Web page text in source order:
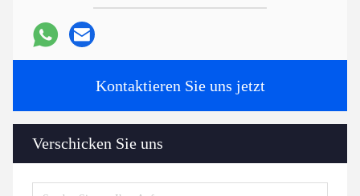
Kontaktieren Sie uns jetzt
Verschicken Sie uns